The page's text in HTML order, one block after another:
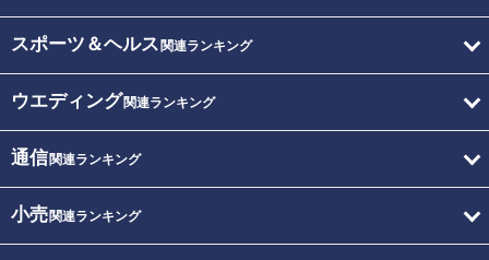
スポーツ＆ヘルス 関連ランキング
ウエディング関連ランキング
通信関連ランキング
小売関連ランキング